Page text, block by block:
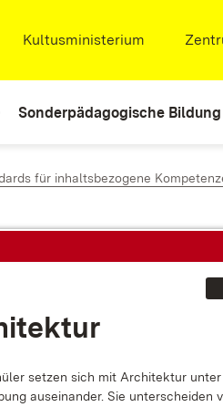
Extern:
Kultusministerium (Öffnet in
Sonderpädagogische Bildung
für inhaltsbezogene
set­zen sich mit Ar­chi­tek­tur
aus­ein­an­der. Sie un­ter­schei­den